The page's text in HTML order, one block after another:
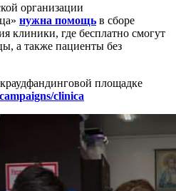
организации
нужна помощь в сборе
клиники, где бесплатно смогут
а также пациенты без
площадке
clinica